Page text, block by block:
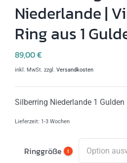
Niederlande |
Ring aus 1
89,00€
inkl. MwSt. zzgl. Versandkosten
Silberring Niederlande 1 Gulden
Lieferzeit: 1-3 Wochen
Ringgröße i